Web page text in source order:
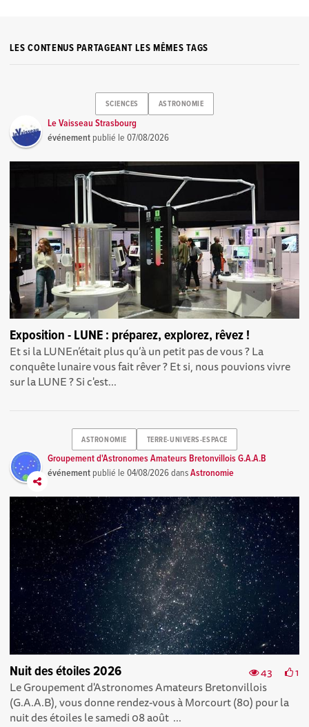
LES CONTENUS PARTAGEANT LES MÊMES TAGS
SCIENCES ASTRONOMIE
Le Vaisseau Strasbourg
événement publié le07/08/2026
Exposition - LUNE : préparez, explorez, rêvez !
Et si la LUNEn’était plus qu’à un petit pas de vous ? La
conquête lunaire vous fait rêver ? Et si, nous pouvions vivre
sur la LUNE ? Si c'est...
ASTRONOMIE TERRE-UNIVERS-ESPACE
Groupement d'Astronomes Amateurs Bretonvillois G.A.A.B
événement publié le04/08/2026dansAstronomie
43 1
Nuit des étoiles 2026
Le Groupement d'Astronomes Amateurs Bretonvillois
(G.A.A.B), vous donne rendez-vous à Morcourt (80) pour la
nuit des étoiles le samedi 08 août ...